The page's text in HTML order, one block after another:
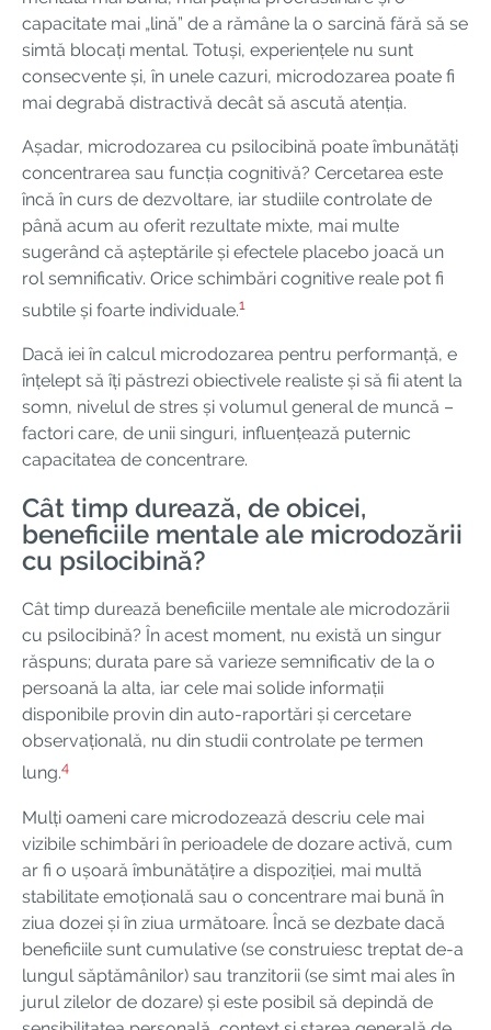
capacitate mai „lină” de a rămâne la o sarcină fără să se
simtă blocați mental. Totuși, experiențele nu sunt
consecvente și, în unele cazuri, microdozarea poate fi
mai degrabă distractivă decât să ascută atenția.
Așadar, microdozarea cu psilocibină poate îmbunătăți
concentrarea sau funcția cognitivă? Cercetarea este
încă în curs de dezvoltare, iar studiile controlate de
până acum au oferit rezultate mixte, mai multe
sugerând că așteptările și efectele placebo joacă un
rol semnificativ. Orice schimbări cognitive reale pot fi
subtile și foarte individuale.1
Dacă iei în calcul microdozarea pentru performanță, e
înțelept să îți păstrezi obiectivele realiste și să fii atent la
somn, nivelul de stres și volumul general de muncă –
factori care, de unii singuri, influențează puternic
capacitatea de concentrare.
Cât timp durează, de obicei,
beneficiile mentale ale microdozării
cu psilocibină?
Cât timp durează beneficiile mentale ale microdozării
cu psilocibină? În acest moment, nu există un singur
răspuns; durata pare să varieze semnificativ de la o
persoană la alta, iar cele mai solide informații
disponibile provin din auto-raportări și cercetare
observațională, nu din studii controlate pe termen
lung.4
Mulți oameni care microdozează descriu cele mai
vizibile schimbări în perioadele de dozare activă, cum
ar fi o ușoară îmbunătățire a dispoziției, mai multă
stabilitate emoțională sau o concentrare mai bună în
ziua dozei și în ziua următoare. Încă se dezbate dacă
beneficiile sunt cumulative (se construiesc treptat de-a
lungul săptămânilor) sau tranzitorii (se simt mai ales în
jurul zilelor de dozare) și este posibil să depindă de